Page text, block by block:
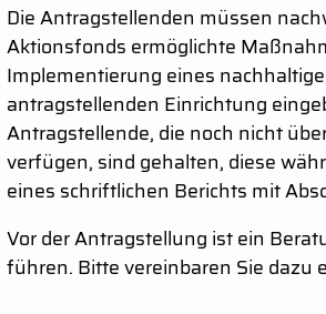
Die Antragstellenden müssen
Aktionsfonds ermöglichte
Implementierung eines
antragstellenden Einrichtung
Antragstellende, die noch nicht
verfügen, sind gehalten, diese
eines schriftlichen Berichts mit
Vor der Antragstellung ist ein
führen. Bitte vereinbaren Sie dazu